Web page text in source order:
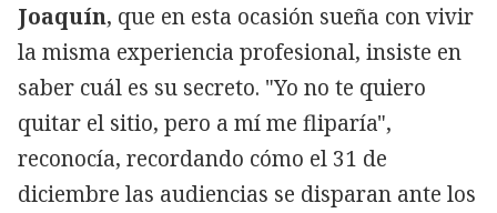
Joaquín, que en esta ocasión sueña con vivir
la misma experiencia profesional, insiste en
saber cuál es su secreto. "Yo no te quiero
quitar el sitio, pero a mí me fliparía",
reconocía, recordando cómo el 31 de
diciembre las audiencias se disparan ante los